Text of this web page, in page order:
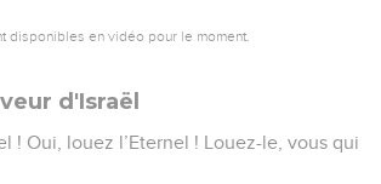
disponibles en vidéo pour le moment.
d'Israël
! Oui, louez l’Eternel ! Louez-le, vous qui